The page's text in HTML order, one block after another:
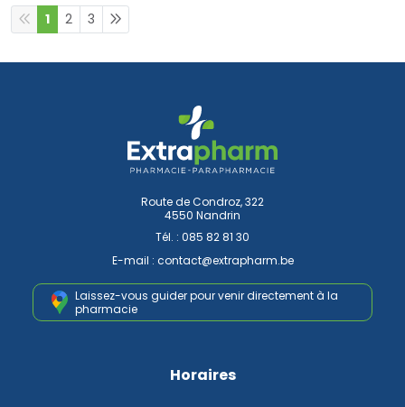
1 2 3
Route de Condroz, 322
4550 Nandrin
Tél. : 085 82 81 30
E-mail : contact@extrapharm.be
Laissez-vous guider pour venirdirectement à la
pharmacie
Horaires